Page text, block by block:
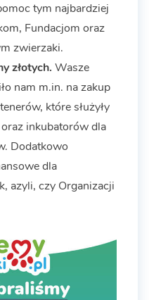
tym najbardziej
Fundacjom oraz
zwierzaki.
złotych. Wasze
nam m.in. na zakup
które służyły
inkubatorów dla
Dodatkowo
dla
azyli, czy Organizacji